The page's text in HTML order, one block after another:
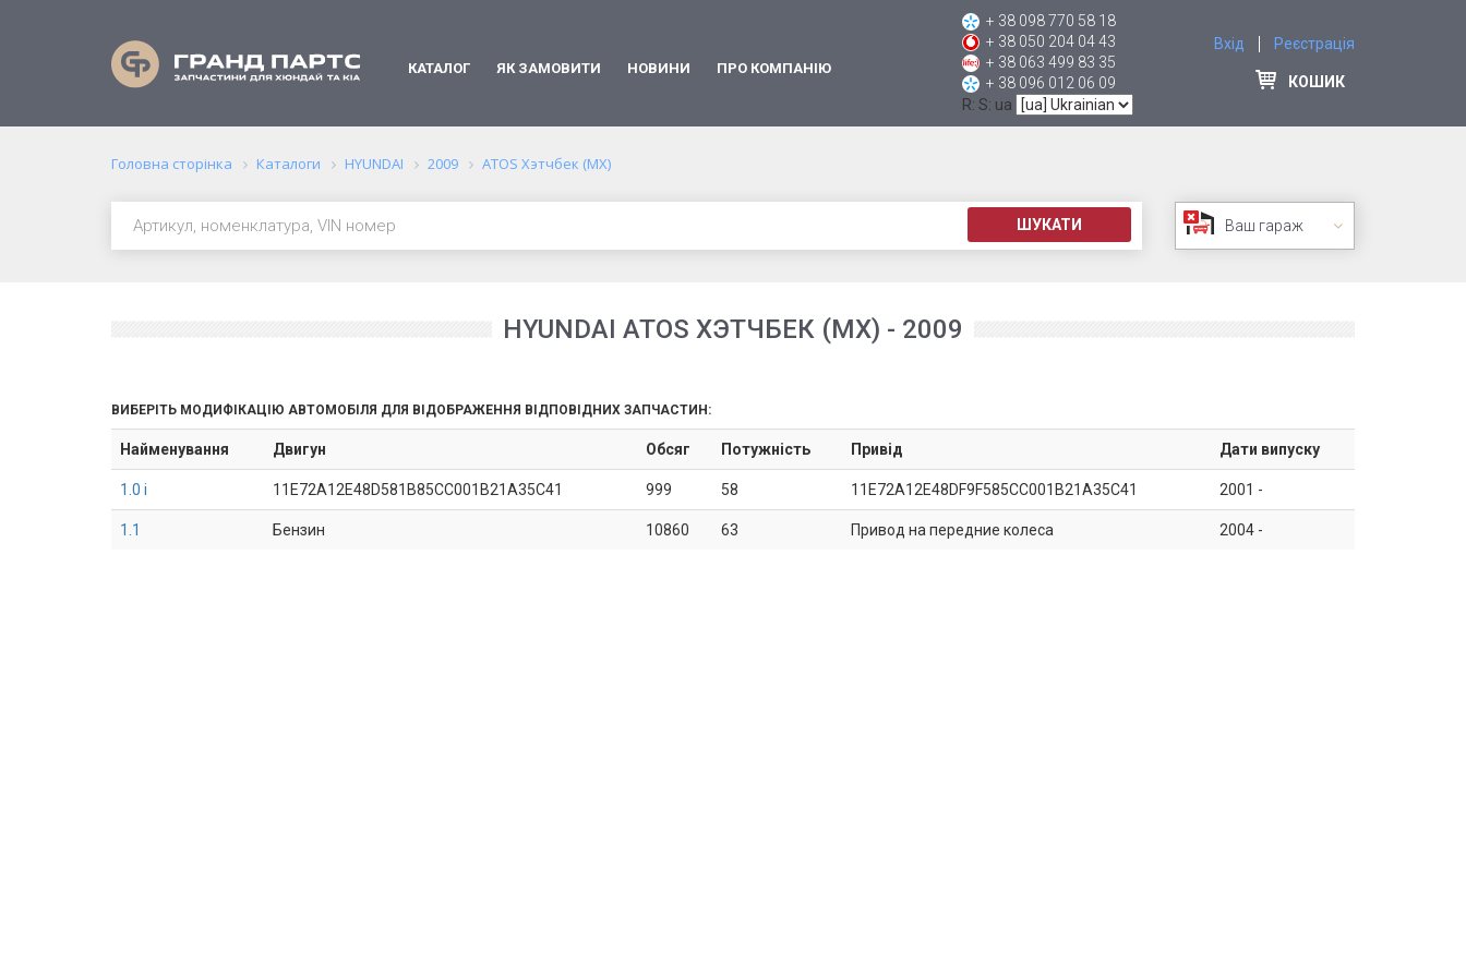
КАТАЛОГ ЯК ЗАМОВИТИ НОВИНИ ПРО КОМПАНІЮ
+ 38 098 770 58 18
+ 38 050 204 04 43
+ 38 063 499 83 35
+ 38 096 012 06 09
R: S: ua
Вхід Реєстрація
КОШИК
Головна сторінка Каталоги HYUNDAI 2009 ATOS Хэтчбек (MX)
ШУКАТИ Ваш гараж
HYUNDAI ATOS ХЭТЧБЕК (MX) - 2009
ВИБЕРІТЬ МОДИФІКАЦІЮ АВТОМОБІЛЯ ДЛЯ ВІДОБРАЖЕННЯ ВІДПОВІДНИХ ЗАПЧАСТИН:
Найменування Двигун Обсяг Потужність Привід Дати випуску
1.0 i 11E72A12E48D581B85CC001B21A35C41 999 58 11E72A12E48DF9F585CC001B21A35C41 2001 -
1.1 Бензин 10860 63 Привод на передние колеса 2004 -